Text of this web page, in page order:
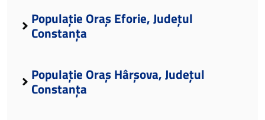
Populație Oraș Eforie, Județul
Constanța
Populație Oraș Hârșova, Județul
Constanța